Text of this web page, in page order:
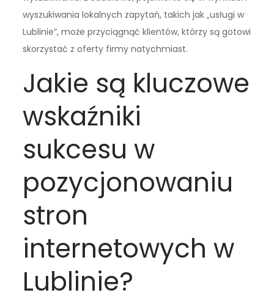
wyszukiwania lokalnych zapytań, takich jak „usługi w
Lublinie”, może przyciągnąć klientów, którzy są gotowi
skorzystać z oferty firmy natychmiast.
Jakie są kluczowe
wskaźniki
sukcesu w
pozycjonowaniu
stron
internetowych w
Lublinie?